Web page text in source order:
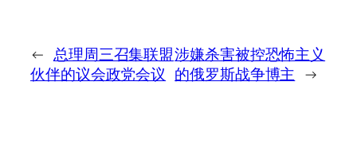
← 总理周三召集联盟
伙伴的议会政党会议
涉嫌杀害被控恐怖主义
的俄罗斯战争博主 →